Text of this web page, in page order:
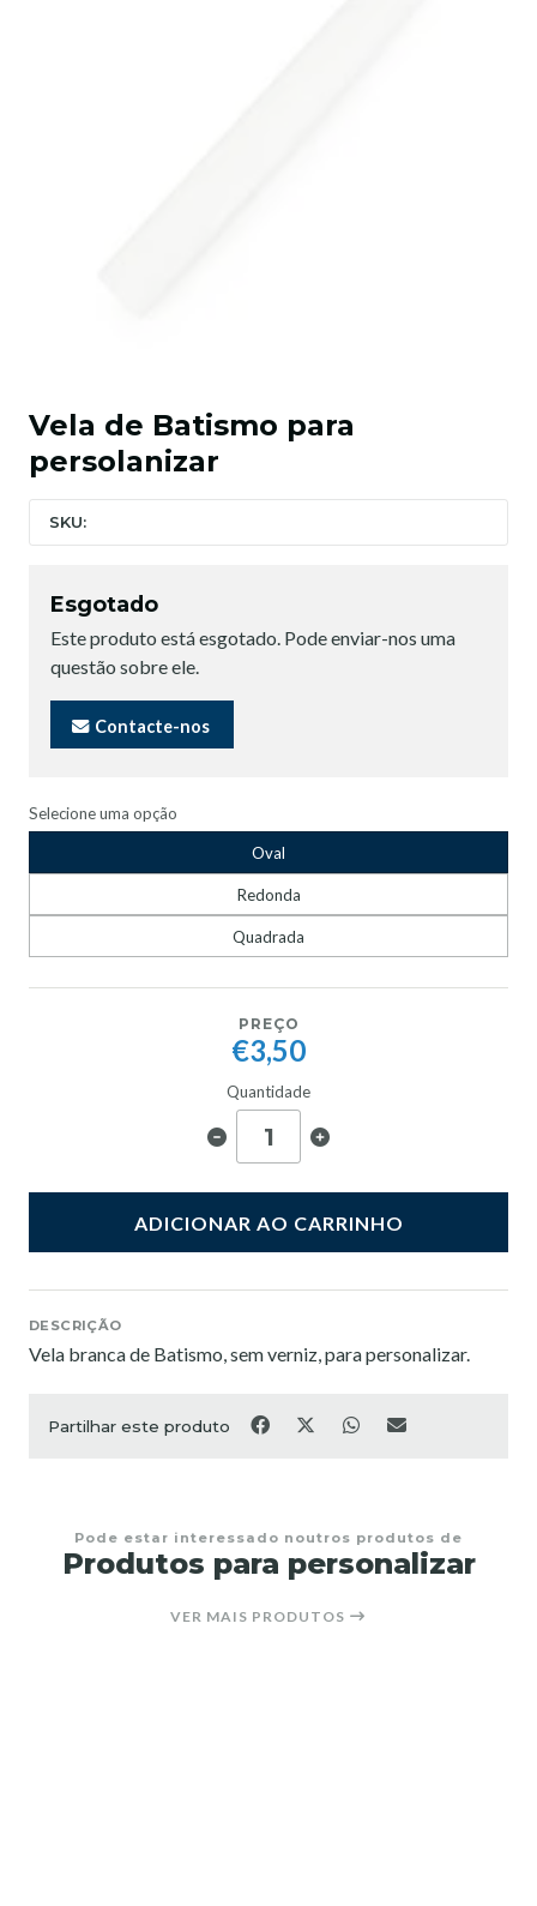
Vela de Batismo para
persolanizar
SKU:
Esgotado
Este produto está esgotado. Pode enviar-nos uma
questão sobre ele.
Contacte-nos
Selecione uma opção
Oval
Redonda
Quadrada
PREÇO
€3,50
Quantidade
ADICIONAR AO CARRINHO
DESCRIÇÃO
Vela branca de Batismo, sem verniz, para personalizar.
Partilhar este produto
Pode estar interessado noutros produtos de
Produtos para personalizar
VER MAIS PRODUTOS